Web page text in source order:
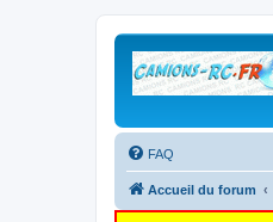
FAQ
Accueil du forum